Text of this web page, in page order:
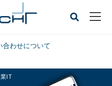
合わせについて
IT